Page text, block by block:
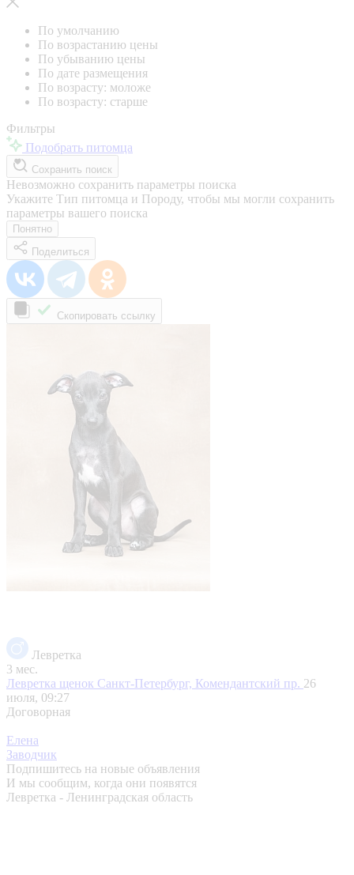
По умолчанию
По возрастанию цены
По убыванию цены
По дате размещения
По возрасту: моложе
По возрасту: старше
Фильтры
Подобрать питомца
Сохранить поиск
Невозможно сохранить параметры поиска
Укажите Тип питомца и Породу, чтобы мы могли сохранить
параметры вашего поиска
Понятно
Поделиться
Скопировать ссылку
Левретка
3 мес.
Левретка щенок Санкт-Петербург, Комендантский пр. 26
июля, 09:27
Договорная
Елена
Заводчик
Подпишитесь на новые объявления
И мы сообщим, когда они появятся
Левретка - Ленинградская область